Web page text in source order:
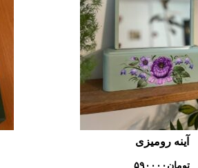
آینه رومیزی
تومان۵۹۰۰۰۰